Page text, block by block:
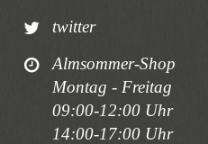
twitter
Almsommer-Shop
Montag - Freitag
09:00-12:00 Uhr
14:00-17:00 Uhr